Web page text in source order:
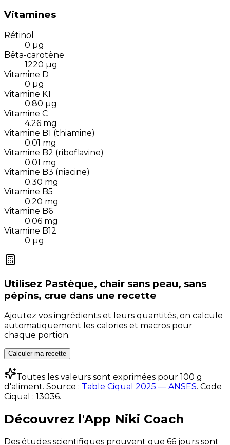
Vitamines
Rétinol
0 µg
Bêta-carotène
1220 µg
Vitamine D
0 µg
Vitamine K1
0.80 µg
Vitamine C
4.26 mg
Vitamine B1 (thiamine)
0.01 mg
Vitamine B2 (riboflavine)
0.01 mg
Vitamine B3 (niacine)
0.30 mg
Vitamine B5
0.20 mg
Vitamine B6
0.06 mg
Vitamine B12
0 µg
Utilisez Pastèque, chair sans peau, sans
pépins, crue dans une recette
Ajoutez vos ingrédients et leurs quantités, on calcule
automatiquement les calories et macros pour
chaque portion.
Calculer ma recette
Toutes les valeurs sont exprimées pour 100 g
d'aliment. Source : Table Ciqual 2025 — ANSES. Code
Ciqual : 13036.
Découvrez l'App Niki Coach
Des études scientifiques prouvent que 66 jours sont